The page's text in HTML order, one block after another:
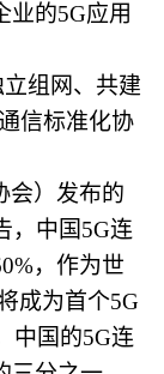
业的5G应用
组网、共建
信标准化协
会）发布的
，中国5G连
，作为世
成为首个5G
中国的5G连